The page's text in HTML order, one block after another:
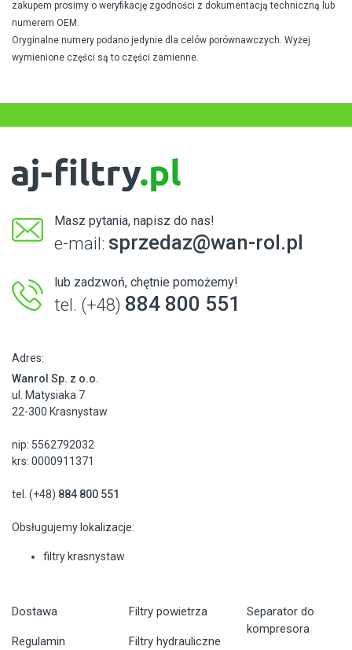
zakupem prosimy o weryfikację zgodności z dokumentacją techniczną lub
numerem OEM.
Oryginalne numery podano jedynie dla celów porównawczych. Wyżej
wymienione części są to części zamienne.
Masz pytania, napisz do nas!
e-mail: sprzedaz@wan-rol.pl
lub zadzwoń, chętnie pomożemy!
tel. (+48) 884 800 551
Adres:
Wanrol Sp. z o.o.
ul. Matysiaka 7
22-300 Krasnystaw
nip: 5562792032
krs: 0000911371
tel. (+48) 884 800 551
Obsługujemy lokalizacje:
filtry krasnystaw
Dostawa
Regulamin
Filtry powietrza
Filtry hydrauliczne
Separator do
kompresora